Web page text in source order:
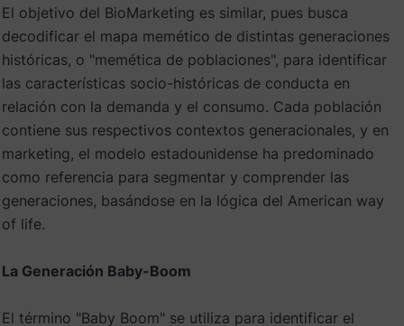
El objetivo del BioMarketing es similar, pues busca
decodificar el mapa memético de distintas generaciones
históricas, o "memética de poblaciones", para identificar
las características socio-históricas de conducta en
relación con la demanda y el consumo. Cada población
contiene sus respectivos contextos generacionales, y en
marketing, el modelo estadounidense ha predominado
como referencia para segmentar y comprender las
generaciones, basándose en la lógica del American way
of life.
La Generación Baby-Boom
El término "Baby Boom" se utiliza para identificar el